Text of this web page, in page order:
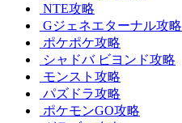
NTE攻略
Gジェネエターナル攻略
ポケポケ攻略
シャドバ ビヨンド攻略
モンスト攻略
パズドラ攻略
ポケモンGO攻略